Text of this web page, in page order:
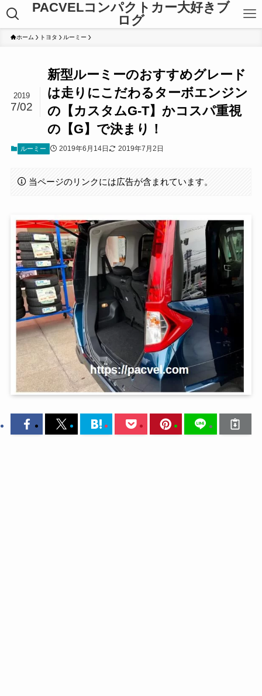
PACVELコンパクトカー大好きブ
ログ
ホーム トヨタ ルーミー
新型ルーミーのおすすめグレード
は走りにこだわるターボエンジン
の【カスタムG-T】かコスパ重視
の【G】で決まり！
2019
7/02
ルーミー 2019年6月14日 2019年7月2日
当ページのリンクには広告が含まれています。